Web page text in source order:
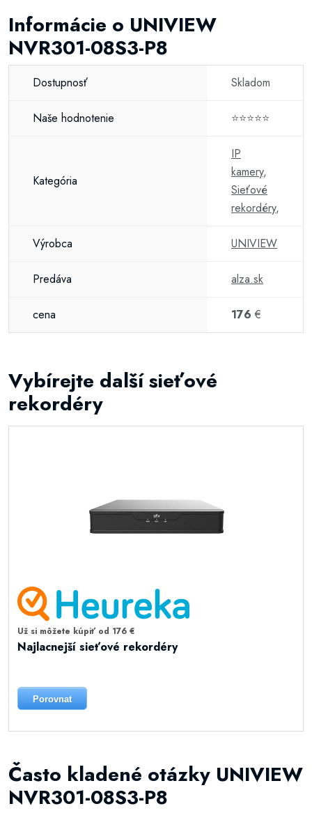
Informácie o UNIVIEW
NVR301-08S3-P8
Dostupnosť Skladom
Naše hodnotenie ⭐⭐⭐⭐⭐
Kategória
IP
kamery,
Sieťové
rekordéry,
Výrobca UNIVIEW
Predáva alza.sk
cena 176 €
Vybírejte další sieťové
rekordéry
Už si môžete kúpiť od 176 €
Najlacnejší sieťové rekordéry
Porovnat
Často kladené otázky UNIVIEW
NVR301-08S3-P8